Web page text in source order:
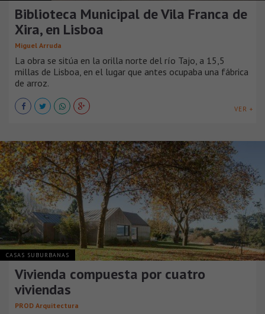
Biblioteca Municipal de Vila Franca de
Xira, en Lisboa
Miguel Arruda
La obra se sitúa en la orilla norte del río Tajo, a 15,5
millas de Lisboa, en el lugar que antes ocupaba una fábrica
de arroz.
VER +
CASAS SUBURBANAS
Vivienda compuesta por cuatro
viviendas
PROD Arquitectura